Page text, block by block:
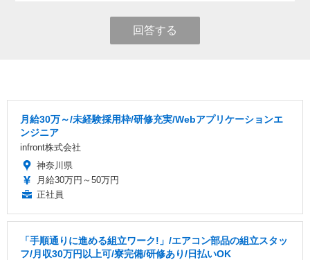
回答する
月給30万～/未経験採用枠/研修充実/Webアプリケーションエ
ンジニア
infront株式会社
神奈川県
月給30万円～50万円
正社員
「手順通りに進める組立ワーク!」/エアコン部品の組立スタッ
フ/月収30万円以上可/寮完備/研修あり/日払いOK